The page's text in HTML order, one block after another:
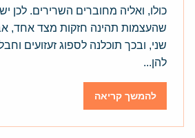
כולו, ואליה מחוברים השרירים. לכן
שהעצמות תהינה חזקות מצד אחד,
שני, ובכך תוכלנה לספוג זעזועים
להן...
להמשך קריאה